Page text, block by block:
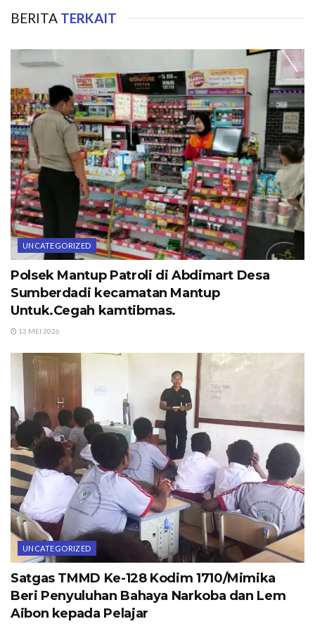
BERITA TERKAIT
UNCATEGORIZED
Polsek Mantup Patroli di Abdimart Desa
Sumberdadi kecamatan Mantup
Untuk.Cegah kamtibmas.
13 MEI 2026
UNCATEGORIZED
Satgas TMMD Ke-128 Kodim 1710/Mimika
Beri Penyuluhan Bahaya Narkoba dan Lem
Aibon kepada Pelajar